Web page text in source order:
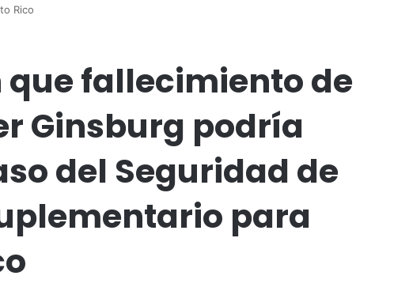
Rico
fallecimiento de
Ginsburg podría
del Seguridad de
para